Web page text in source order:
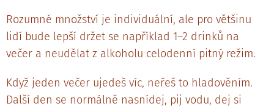
Rozumné množství je individuální, ale pro většinu
lidí bude lepší držet se například 1–2 drinků na
večer a neudělat z alkoholu celodenní pitný režim.
Když jeden večer ujedeš víc, neřeš to hladověním.
Další den se normálně nasnídej, pij vodu, dej si